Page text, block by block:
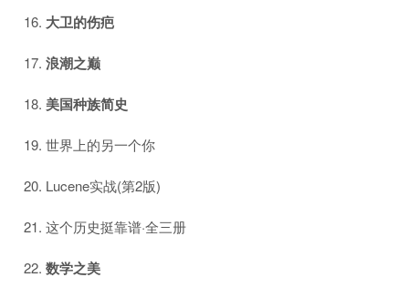
大卫的伤疤
浪潮之巅
美国种族简史
世界上的另一个你
Lucene实战(第2版)
这个历史挺靠谱·全三册
数学之美